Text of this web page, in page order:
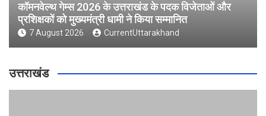
कॉमनवेल्थ गेम्स 2026 के उत्तराखंड के पदक विजेताओं और
प्रशिक्षकों को मुख्यमंत्री धामी ने किया सम्मानित
7 August 2026 CurrentUttarakhand
उत्तराखंड